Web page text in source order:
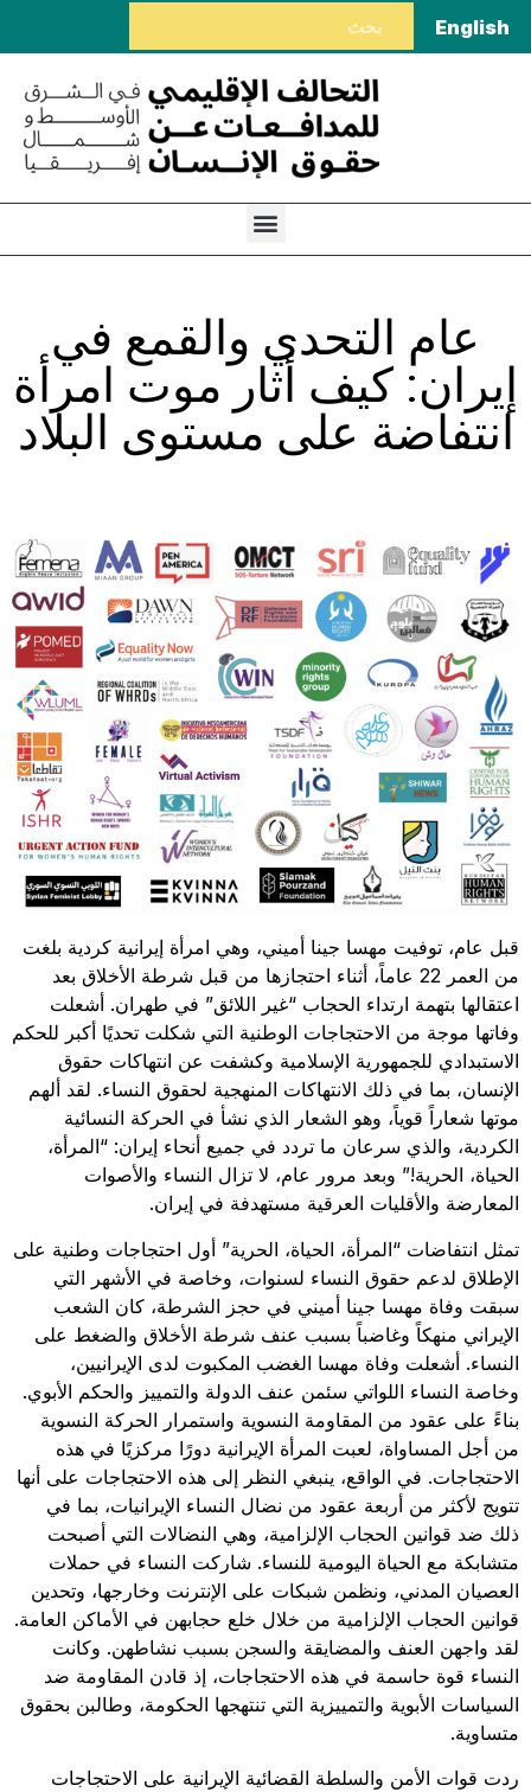
English
عام التحدي والقمع في
إيران: كيف أثار موت امرأة
انتفاضة على مستوى البلاد
قبل عام، توفيت مهسا جينا أميني، وهي امرأة إيرانية كردية بلغت
من العمر 22 عاماً، أثناء احتجازها من قبل شرطة الأخلاق بعد
اعتقالها بتهمة ارتداء الحجاب “غير اللائق” في طهران. أشعلت
وفاتها موجة من الاحتجاجات الوطنية التي شكلت تحديًا أكبر للحكم
الاستبدادي للجمهورية الإسلامية وكشفت عن انتهاكات حقوق
الإنسان، بما في ذلك الانتهاكات المنهجية لحقوق النساء. لقد ألهم
موتها شعاراً قوياً، وهو الشعار الذي نشأ في الحركة النسائية
الكردية، والذي سرعان ما تردد في جميع أنحاء إيران: “المرأة،
الحياة، الحرية!” وبعد مرور عام، لا تزال النساء والأصوات
المعارضة والأقليات العرقية مستهدفة في إيران.
تمثل انتفاضات “المرأة، الحياة، الحرية” أول احتجاجات وطنية على
الإطلاق لدعم حقوق النساء لسنوات، وخاصة في الأشهر التي
سبقت وفاة مهسا جينا أميني في حجز الشرطة، كان الشعب
الإيراني منهكاً وغاضباً بسبب عنف شرطة الأخلاق والضغط على
النساء. أشعلت وفاة مهسا الغضب المكبوت لدى الإيرانيين،
وخاصة النساء اللواتي سئمن عنف الدولة والتمييز والحكم الأبوي.
بناءً على عقود من المقاومة النسوية واستمرار الحركة النسوية
من أجل المساواة، لعبت المرأة الإيرانية دورًا مركزيًا في هذه
الاحتجاجات. في الواقع، ينبغي النظر إلى هذه الاحتجاجات على أنها
تتويج لأكثر من أربعة عقود من نضال النساء الإيرانيات، بما في
ذلك ضد قوانين الحجاب الإلزامية، وهي النضالات التي أصبحت
متشابكة مع الحياة اليومية للنساء. شاركت النساء في حملات
العصيان المدني، ونظمن شبكات على الإنترنت وخارجها، وتحدين
قوانين الحجاب الإلزامية من خلال خلع حجابهن في الأماكن العامة.
لقد واجهن العنف والمضايقة والسجن بسبب نشاطهن. وكانت
النساء قوة حاسمة في هذه الاحتجاجات، إذ قادن المقاومة ضد
السياسات الأبوية والتمييزية التي تنتهجها الحكومة، وطالبن بحقوق
متساوية.
ردت قوات الأمن والسلطة القضائية الإيرانية على الاحتجاجات